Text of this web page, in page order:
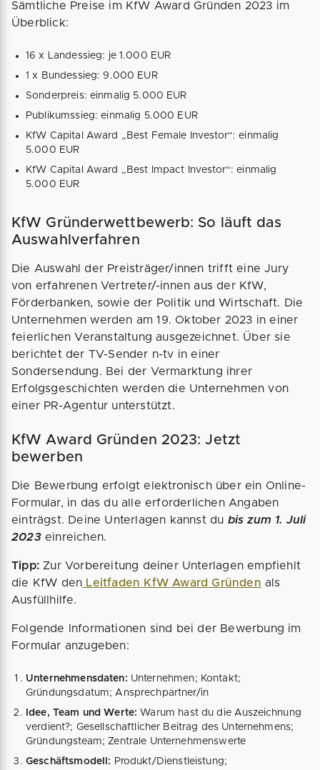
Sämtliche Preise im KfW Award Gründen 2023 im
Überblick:
16 x Landessieg: je 1.000 EUR
1 x Bundessieg: 9.000 EUR
Sonderpreis: einmalig 5.000 EUR
Publikumssieg: einmalig 5.000 EUR
KfW Capital Award „Best Female Investor“: einmalig
5.000 EUR
KfW Capital Award „Best Impact Investor“: einmalig
5.000 EUR
KfW Gründerwettbewerb: So läuft das
Auswahlverfahren
Die Auswahl der Preisträger/innen trifft eine Jury
von erfahrenen Vertreter/-innen aus der KfW,
Förderbanken, sowie der Politik und Wirtschaft. Die
Unternehmen werden am 19. Oktober 2023 in einer
feierlichen Veranstaltung ausgezeichnet. Über sie
berichtet der TV-Sender n-tv in einer
Sondersendung. Bei der Vermarktung ihrer
Erfolgsgeschichten werden die Unternehmen von
einer PR-Agentur unterstützt.
KfW Award Gründen 2023: Jetzt
bewerben
Die Bewerbung erfolgt elektronisch über ein Online-
Formular, in das du alle erforderlichen Angaben
einträgst. Deine Unterlagen kannst du bis zum 1. Juli
2023einreichen.
Tipp: Zur Vorbereitung deiner Unterlagen empfiehlt
die KfW den Leitfaden KfW Award Gründen als
Ausfüllhilfe.
Folgende Informationen sind bei der Bewerbung im
Formular anzugeben:
Unternehmensdaten: Unternehmen; Kontakt;
Gründungsdatum; Ansprechpartner/in
Idee, Team und Werte: Warum hast du die Auszeichnung
verdient?; Gesellschaftlicher Beitrag des Unternehmens;
Gründungsteam; Zentrale Unternehmenswerte
Geschäftsmodell: Produkt/Dienstleistung;